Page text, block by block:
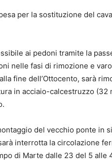
per la sostituzione del
ai pedoni tramite la
nelle fasi di rimozione e
fine dell’Ottocento, sarà
in acciaio-calcestruzzo (32
del vecchio ponte in
interrotta la circolazione
di Marte dalle 23 del 5 alle